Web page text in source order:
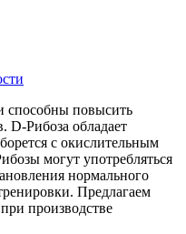
способны повысить
D-Рибоза обладает
с окислительным
могут употребляться
нормального
Предлагаем
производстве